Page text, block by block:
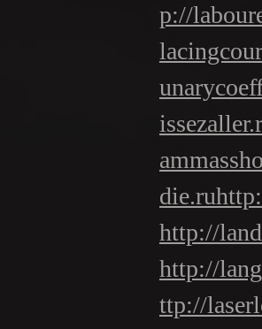
p://
die.ru
http://
http://
ttp://